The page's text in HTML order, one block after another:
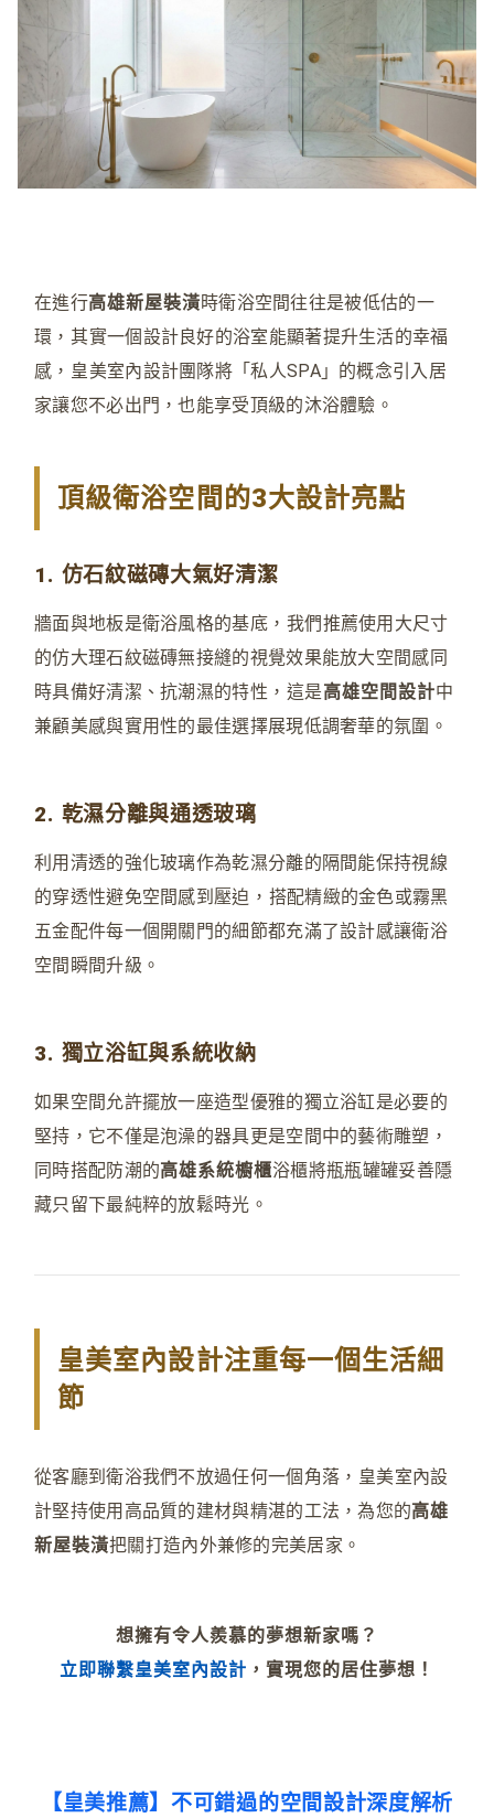
在進行高雄新屋裝潢時衛浴空間往往是被低估的一
環 ，其實一個設計良好的浴室能顯著提升生活的幸福
感 ， 皇美室內設計團隊將「私人SPA」的概念引入居
家讓您不必出門，也能享受頂級的沐浴體驗。
頂級衛浴空間的3大設計亮點
1. 仿石紋磁磚大氣好清潔
牆面與地板是衛浴風格的基底， 我們推薦使用大尺寸
的仿大理石紋磁磚無接縫的視覺效果能放大空間感同
時具備好清潔、抗潮濕的特性 ， 這是高雄空間設計中
兼顧美感與實用性的最佳選擇展現低調奢華的氛圍。
2. 乾濕分離與通透玻璃
利用清透的強化玻璃作為乾濕分離的隔間能保持視線
的穿透性避免空間感到壓迫 ， 搭配精緻的金色或霧黑
五金配件每一個開關門的細節都充滿了設計感讓衛浴
空間瞬間升級。
3. 獨立浴缸與系統收納
如果空間允許擺放一座造型優雅的獨立浴缸是必要的
堅持，它不僅是泡澡的器具更是空間中的藝術雕塑 ，
同時搭配防潮的高雄系統櫥櫃浴櫃將瓶瓶罐罐妥善隱
藏只留下最純粹的放鬆時光。
皇美室內設計注重每一個生活細
節
從客廳到衛浴我們不放過任何一個角落 ， 皇美室內設
計堅持使用高品質的建材與精湛的工法，為您的高雄
新屋裝潢把關打造內外兼修的完美居家。
想擁有令人羨慕的夢想新家嗎？
立即聯繫皇美室內設計 ，實現您的居住夢想！
【皇美推薦】不可錯過的空間設計深度解析